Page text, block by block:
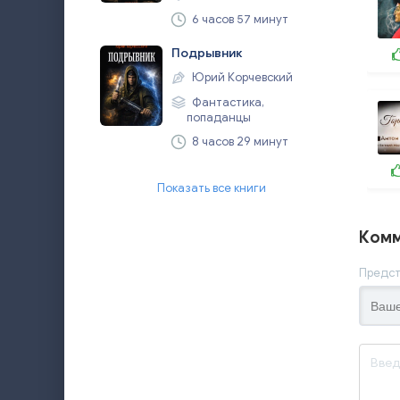
6 часов 57 минут
Подрывник
Юрий Корчевский
Фантастика,
попаданцы
8 часов 29 минут
Показать все книги